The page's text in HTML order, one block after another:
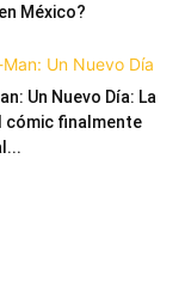
México?
Un Nuevo Día: La
cómic finalmente